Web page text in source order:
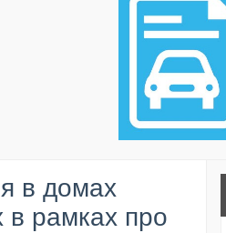
в домах
в рамках про